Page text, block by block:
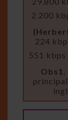
2.200
224
551 kbps
Obs1.
principal